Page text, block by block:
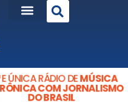
E ÚNICA RÁDIO DEMÚSICA
COM JORNALISMO
DO BRASIL